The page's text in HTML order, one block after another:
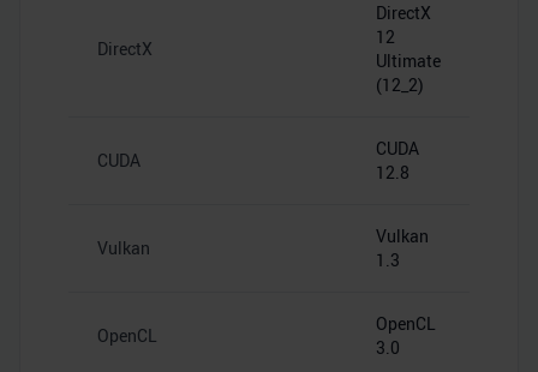
DirectX
DirectX
12
Ultimate
(12_2)
CUDA
CUDA
12.8
Vulkan
Vulkan
1.3
OpenCL
OpenCL
3.0